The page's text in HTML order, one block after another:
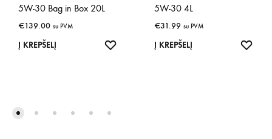
5W-30 Bag in Box 20L
€139.00 su PVM
Į KREPŠELĮ IŠSAUGOTI
5W-30 4L
€31.99 su PVM
Į KREPŠELĮ